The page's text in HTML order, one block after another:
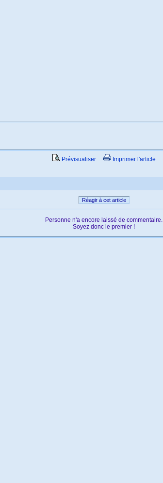
Prévisualiser Imprimer l'article
Réagir à cet article
Personne n'a encore laissé de commentaire.
Soyez donc le premier !